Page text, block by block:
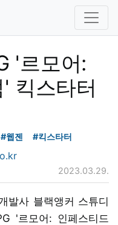
'르모어:
킥스타터
#웹젠 #킥스타터
2023.03.29.
발사 블랙앵커 스튜디
'르모어: 인페스티드